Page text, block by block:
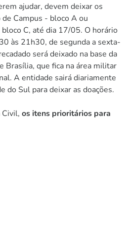
ajudar, devem deixar os
Campus - bloco A ou
C, até dia 17/05. O horário
às 21h30, de segunda a sexta-
será deixado na base da
Brasília, que fica na área militar
A entidade sairá diariamente
do Sul para deixar as doações.
Civil, os itens prioritários para